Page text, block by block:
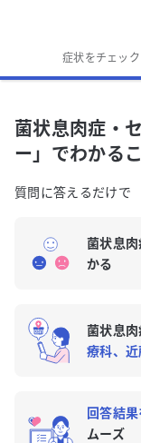
菌状息肉症
院はあります
症状をチェック
菌状息肉症・
ー」でわかる
質問に答えるだけで
菌状息
かる
菌状息
療科、
回答結
ムーズ